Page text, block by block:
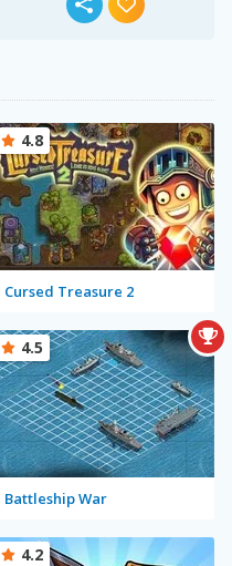
Cursed Treasure 2
4.8
Battleship War
4.5
4.2